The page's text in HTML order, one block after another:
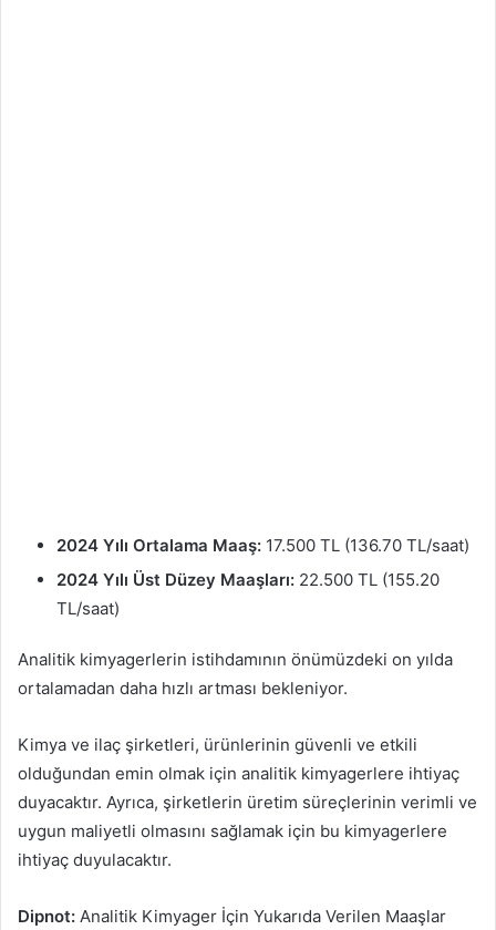
2024 Yılı Ortalama Maaş: 17.500 TL (136.70 TL/saat)
2024 Yılı Üst Düzey Maaşları: 22.500 TL (155.20
TL/saat)
Analitik kimyagerlerin istihdamının önümüzdeki on yılda
ortalamadan daha hızlı artması bekleniyor.
Kimya ve ilaç şirketleri, ürünlerinin güvenli ve etkili
olduğundan emin olmak için analitik kimyagerlere ihtiyaç
duyacaktır. Ayrıca, şirketlerin üretim süreçlerinin verimli ve
uygun maliyetli olmasını sağlamak için bu kimyagerlere
ihtiyaç duyulacaktır.
Dipnot: Analitik Kimyager İçin Yukarıda Verilen Maaşlar